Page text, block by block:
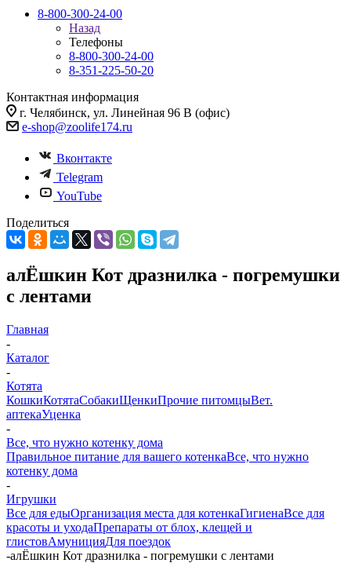
8-800-300-24-00
Назад
Телефоны
8-800-300-24-00
8-351-225-50-20
Контактная информация
г. Челябинск, ул. Линейная 96 В (офис)
e-shop@zoolife174.ru
Вконтакте
Telegram
YouTube
Поделиться
алЁшкин Кот дразнилка - погремушки
с лентами
Главная
-
Каталог
-
Котята
КошкиКотятаСобакиЩенкиПрочие питомцыВет.
аптекаУценка
-
Все, что нужно котенку дома
Правильное питание для вашего котенкаВсе, что нужно
котенку дома
-
Игрушки
Все для едыОрганизация места для котенкаГигиенаВсе для
красоты и уходаПрепараты от блох, клещей и
глистовАмуницияДля поездок
-алЁшкин Кот дразнилка - погремушки с лентами